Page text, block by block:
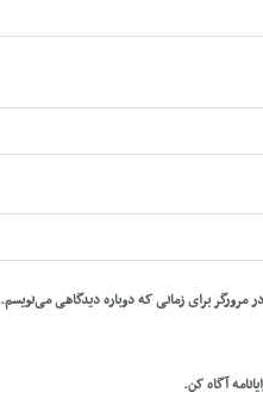
مرورگر برای زمانی که دوباره دیدگاهی می‌نویسم.
آگاه کن.